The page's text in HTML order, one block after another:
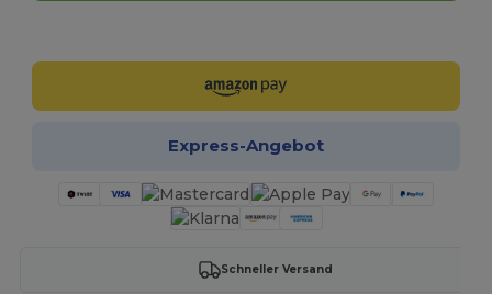
Express-Angebot
Schneller Versand